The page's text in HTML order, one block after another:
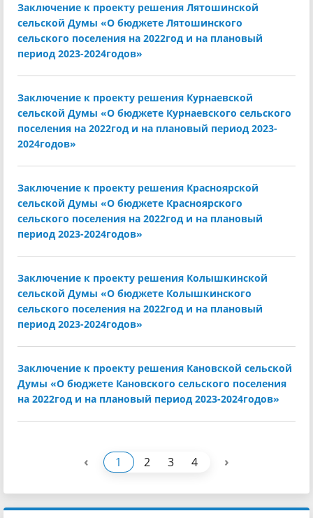
Заключение к проекту решения Лятошинской
сельской Думы «О бюджете Лятошинского
сельского поселения на 2022год и на плановый
период 2023-2024годов»
Заключение к проекту решения Курнаевской
сельской Думы «О бюджете Курнаевского сельского
поселения на 2022год и на плановый период 2023-
2024годов»
Заключение к проекту решения Красноярской
сельской Думы «О бюджете Красноярского
сельского поселения на 2022год и на плановый
период 2023-2024годов»
Заключение к проекту решения Колышкинской
сельской Думы «О бюджете Колышкинского
сельского поселения на 2022год и на плановый
период 2023-2024годов»
Заключение к проекту решения Кановской сельской
Думы «О бюджете Кановского сельского поселения
на 2022год и на плановый период 2023-2024годов»
‹ 1 2 3 4 ›